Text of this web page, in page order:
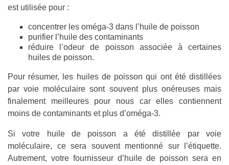
est utilisée pour :
concentrer les oméga-3 dans l’huile de poisson
purifier l’huile des contaminants
réduire l’odeur de poisson associée à certaines
huiles de poisson.
Pour résumer, les huiles de poisson qui ont été distillées
par voie moléculaire sont souvent plus onéreuses mais
finalement meilleures pour nous car elles contiennent
moins de contaminants et plus d’oméga-3.
Si votre huile de poisson a été distillée par voie
moléculaire, ce sera souvent mentionné sur l’étiquette.
Autrement, votre fournisseur d’huile de poisson sera en